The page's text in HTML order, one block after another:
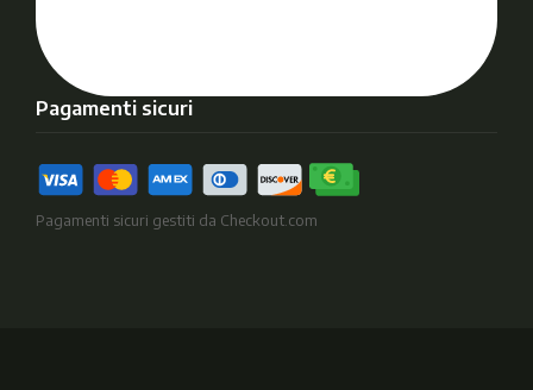
Pagamenti sicuri
Pagamenti sicuri gestiti da Checkout.com